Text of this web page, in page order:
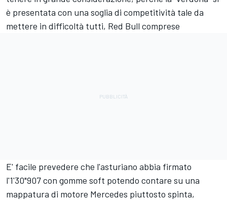
è presentata con una soglia di competitività tale da
mettere in difficoltà tutti, Red Bull comprese
E' facile prevedere che l'asturiano abbia firmato
l'1'30"907 con gomme soft potendo contare su una
mappatura di motore Mercedes piuttosto spinta,